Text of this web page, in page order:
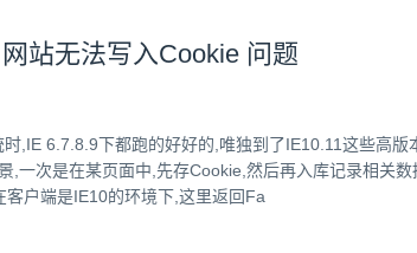
站无法写入Cookie 问题
,IE 6.7.8.9下都跑的好好的,唯独到了IE10.11这些高
一次是在某页面中,先存Cookie,然后再入库记录相关
户端是IE10的环境下,这里返回Fa